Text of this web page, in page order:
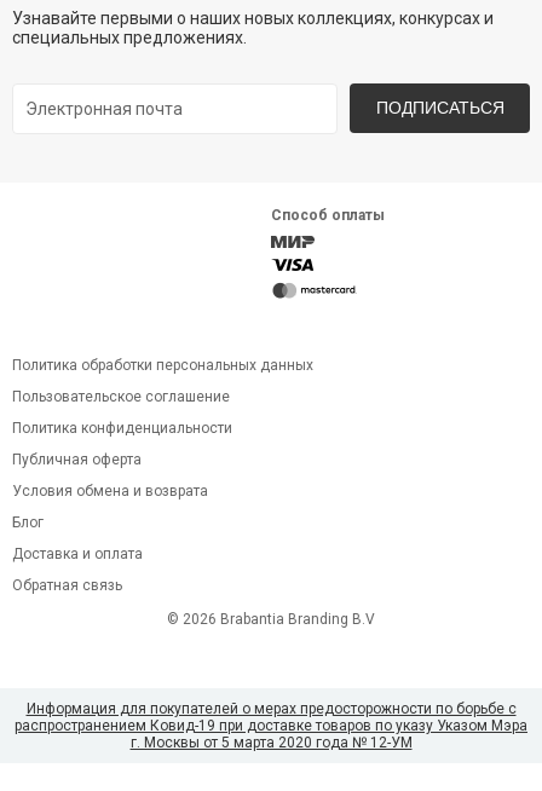
Узнавайте первыми о наших новых коллекциях, конкурсах и
специальных предложениях.
ПОДПИСАТЬСЯ
Способ оплаты
Политика обработки персональных данных
Пользовательское соглашение
Политика конфиденциальности
Публичная оферта
Условия обмена и возврата
Блог
Доставка и оплата
Обратная связь
© 2026 Brabantia Branding B.V
Информация для покупателей о мерах предосторожности по борьбе с
распространением Ковид-19 при доставке товаров по указу Указом Мэра
г. Москвы от 5 марта 2020 года № 12-УМ